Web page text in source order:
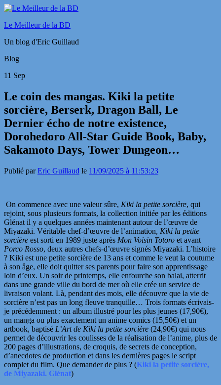
Le Meilleur de la BD
Un blog d'Eric Guillaud
Blog
11 Sep
Le coin des mangas. Kiki la petite
sorcière, Berserk, Dragon Ball, Le
Dernier écho de notre existence,
Dorohedoro All-Star Guide Book, Baby,
Sakamoto Days, Tower Dungeon…
Publié parEric Guillaud le 11/09/2025 à 11:53:23
On commence avec une valeur sûre, Kiki la petite sorcière, qui
rejoint, sous plusieurs formats, la collection initiée par les éditions
Glénat il y a quelques années maintenant autour de l’œuvre de
Miyazaki. Véritable chef-d’œuvre de l’animation, Kiki la petite
sorcière est sorti en 1989 juste après Mon Voisin Totoro et avant
Porco Rosso, deux autres chefs-d’œuvre signés Miyazaki. L’histoire
? Kiki est une petite sorcière de 13 ans et comme le veut la coutume
à son âge, elle doit quitter ses parents pour faire son apprentissage
loin d’eux. Un soir de printemps, elle enfourche son balai, atterrit
dans une grande ville du bord de mer où elle crée un service de
livraison volant. Là, pendant des mois, elle découvre que la vie de
sorcière n’est pas un long fleuve tranquille… Trois formats écrivais-
je précédemment : un album illustré pour les plus jeunes (17,90€),
un manga ou plus exactement un anime comics (15,50€) et un
artbook, baptisé L’Art de Kiki la petite sorcière (24,90€) qui nous
permet de découvrir les coulisses de la réalisation de l’anime, plus de
200 pages d’illustrations, de croquis, de secrets de conception,
d’anecdotes de production et dans les dernières pages le script
complet du film. Que demander de plus ? (Kiki la petite sorcière,
de Miyazaki. Glénat)